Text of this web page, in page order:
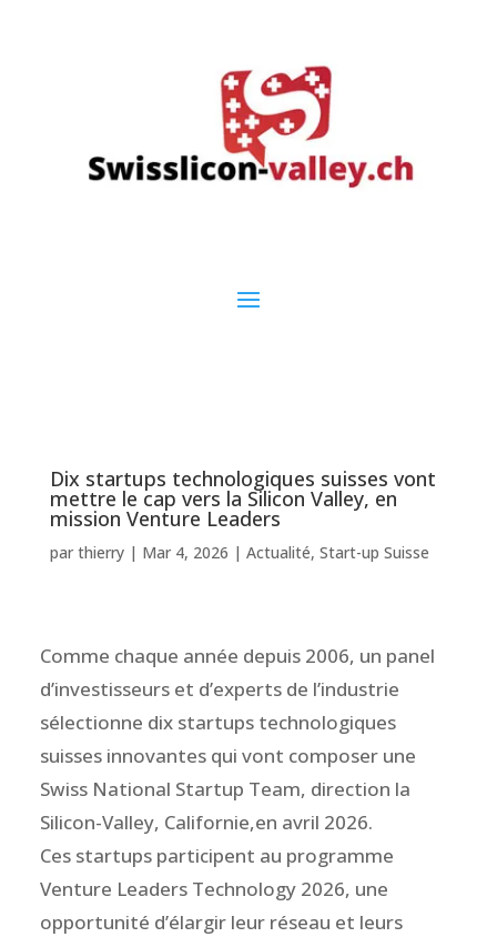
Dix startups technologiques suisses vont
mettre le cap vers la Silicon Valley, en
mission Venture Leaders
par thierry| Mar 4, 2026 | Actualité, Start-up Suisse
Comme chaque année depuis 2006, un panel
d’investisseurs et d’experts de l’industrie
sélectionne dix startups technologiques
suisses innovantes qui vont composer une
Swiss National Startup Team, direction la
Silicon-Valley, Californie,en avril 2026.
Ces startups participent au programme
Venture Leaders Technology 2026, une
opportunité d’élargir leur réseau et leurs